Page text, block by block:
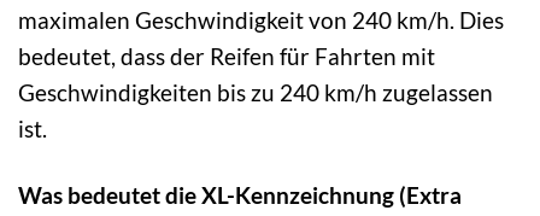
maximalen Geschwindigkeit von 240 km/h. Dies
bedeutet, dass der Reifen für Fahrten mit
Geschwindigkeiten bis zu 240 km/h zugelassen
ist.
Was bedeutet die XL-Kennzeichnung (Extra